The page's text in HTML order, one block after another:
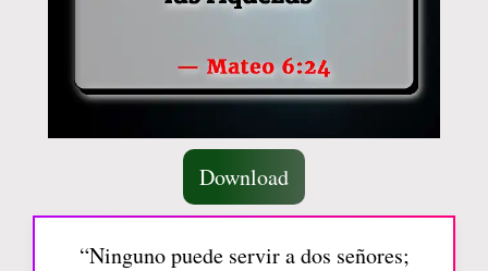
Download
“Ninguno puede servir a dos señores;